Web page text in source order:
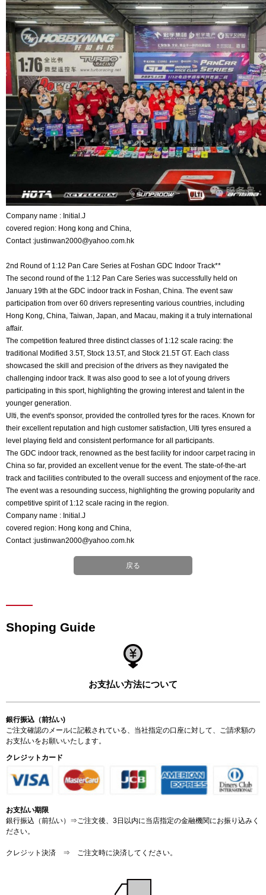
Company name : Initial.J
covered region: Hong kong and China,
Contact :justinwan2000@yahoo.com.hk
2nd Round of 1:12 Pan Care Series at Foshan GDC Indoor Track**
The second round of the 1:12 Pan Care Series was successfully held on
January 19th at the GDC indoor track in Foshan, China. The event saw
participation from over 60 drivers representing various countries, including
Hong Kong, China, Taiwan, Japan, and Macau, making it a truly international
affair.
The competition featured three distinct classes of 1:12 scale racing: the
traditional Modified 3.5T, Stock 13.5T, and Stock 21.5T GT. Each class
showcased the skill and precision of the drivers as they navigated the
challenging indoor track. It was also good to see a lot of young drivers
participating in this sport, highlighting the growing interest and talent in the
younger generation.
Ulti, the event's sponsor, provided the controlled tyres for the races. Known for
their excellent reputation and high customer satisfaction, Ulti tyres ensured a
level playing field and consistent performance for all participants.
The GDC indoor track, renowned as the best facility for indoor carpet racing in
China so far, provided an excellent venue for the event. The state-of-the-art
track and facilities contributed to the overall success and enjoyment of the race.
The event was a resounding success, highlighting the growing popularity and
competitive spirit of 1:12 scale racing in the region.
Company name : Initial.J
covered region: Hong kong and China,
Contact :justinwan2000@yahoo.com.hk
戻る
Shoping Guide
お支払い方法について
銀行振込（前払い)
ご注文確認のメールに記載されている、当社指定の口座に対して、ご請求額の
お支払いをお願いいたします。
クレジットカード
お支払い期限
銀行振込（前払い）⇒ご注文後、3日以内に当店指定の金融機関にお振り込みく
ださい。
クレジット決済 ⇒ ご注文時に決済してください。